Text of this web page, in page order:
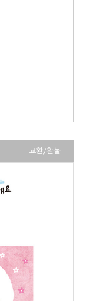
교환/환불